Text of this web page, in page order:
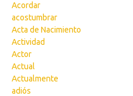
Acordar
acostumbrar
Acta de Nacimiento
Actividad
Actor
Actual
Actualmente
adiós